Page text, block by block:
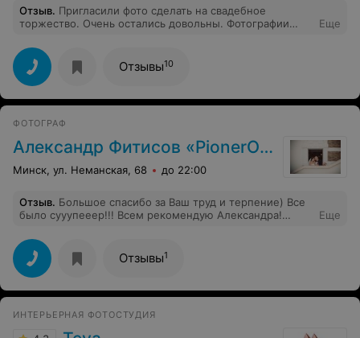
Отзыв. Пригласили фото сделать на свадебное
торжество. Очень остались довольны. Фотографии
большое за твою работу.
Еще
Отзывы10
ФОТОГРАФ
Александр Фитисов «PionerOFF»
Минск, ул. Неманская, 68 до 22:00
Отзыв. Большое спасибо за Ваш труд и терпение) Все
было сууупееер!!! Всем рекомендую Александра!
качественные,душевные снимки! Спасииибооо!!)
Еще
Отзывы1
ИНТЕРЬЕРНАЯ ФОТОСТУДИЯ